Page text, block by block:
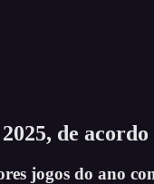
de
jogos do ano